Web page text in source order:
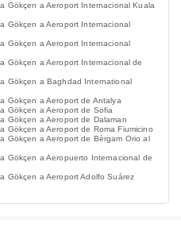
Gökçen a Aeroport Internacional Kuala
Gökçen a Aeroport Internacional
Gökçen a Aeroport Internacional
Gökçen a Aeroport Internacional de
Gökçen a Baghdad International
Gökçen a Aeroport de Antalya
Gökçen a Aeroport de Sofia
Gökçen a Aeroport de Dalaman
Gökçen a Aeroport de Roma Fiumicino
Gökçen a Aeroport de Bèrgam Orio al
Gökçen a Aeropuerto Internacional de
Gökçen a Aeroport Adolfo Suárez